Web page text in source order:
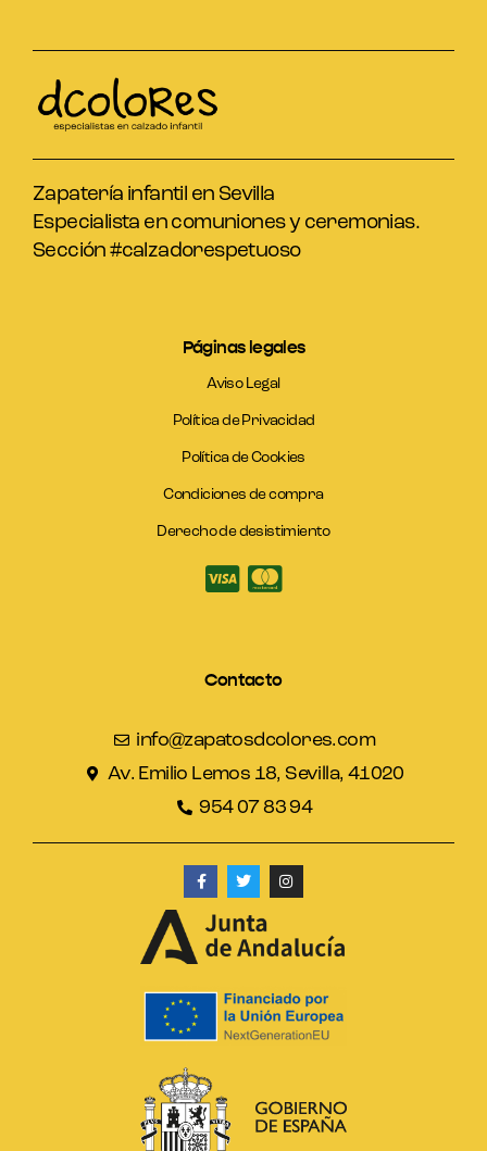
Zapatería infantil en Sevilla
Especialista en comuniones y ceremonias.
Sección #calzadorespetuoso
Páginas legales
Aviso Legal
Política de Privacidad
Política de Cookies
Condiciones de compra
Derecho de desistimiento
Contacto
info@zapatosdcolores.com
Av. Emilio Lemos 18, Sevilla, 41020
954 07 83 94